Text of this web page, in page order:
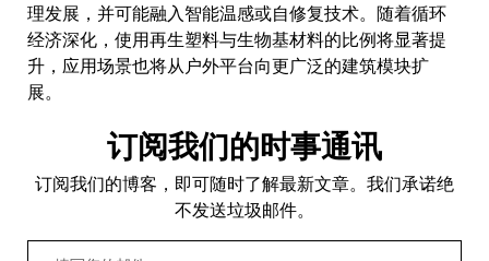
理发展，并可能融入智能温感或自修复技术。随着循环
经济深化，使用再生塑料与生物基材料的比例将显著提
升，应用场景也将从户外平台向更广泛的建筑模块扩
展。
订阅我们的时事通讯
订阅我们的博客，即可随时了解最新文章。我们承诺绝
不发送垃圾邮件。